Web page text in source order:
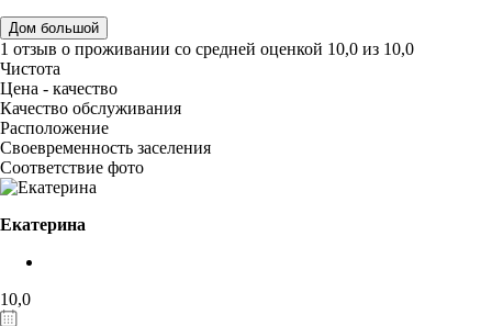
Дом большой
1 отзыв о проживании со средней оценкой 10,0 из 10,0
Чистота
Цена - качество
Качество обслуживания
Расположение
Своевременность заселения
Соответствие фото
Екатерина
10,0